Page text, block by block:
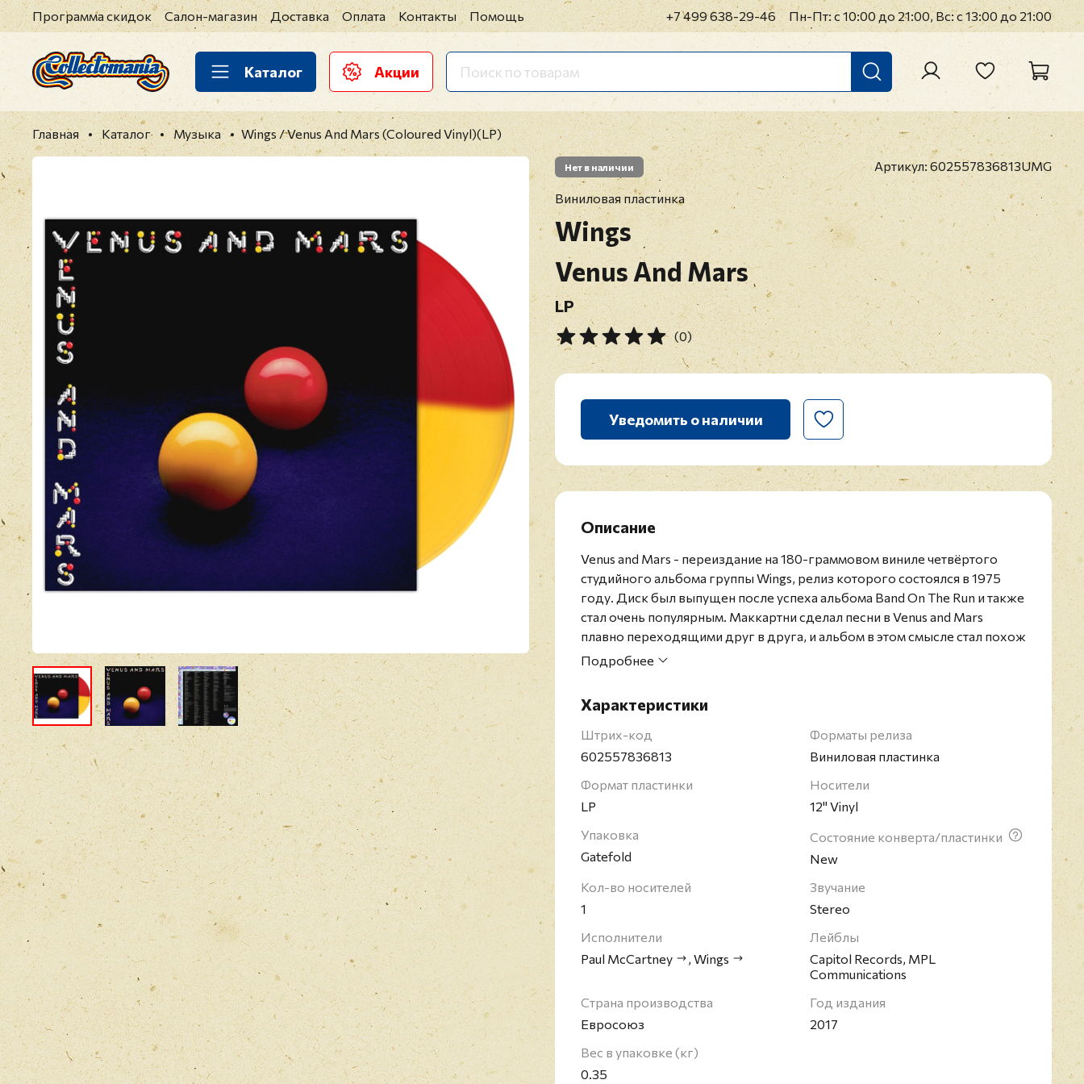
Программа скидок Салон-магазин Доставка Оплата Контакты Помощь +7 499 638-29-46 Пн-Пт: с 10:00 до 21:00, Вс: с 13:00 до 21:00
Каталог Акции
Главная Каталог Музыка Wings / Venus And Mars (Coloured Vinyl)(LP)
Нет в наличии Артикул:602557836813UMG
Виниловая пластинка
Wings
Venus And Mars
LP
(0)
Уведомить о наличии
Описание
Venus and Mars - переиздание на 180-граммовом виниле четвёртого
студийного альбома группы Wings, релиз которого состоялся в 1975
году. Диск был выпущен после успеха альбома Band On The Run и также
стал очень популярным. Маккартни сделал песни в Venus and Mars
плавно переходящими друг в друга, и альбом в этом смысле стал похож
на альбом The Beatles Abbey Road. Это первый альбом Пола Маккартни
Британский музыкант Пол Маккартни известен как один из основателей
группы The Beatles. После распада "ливерпульской четверки" артист
продолжил успешную сольную карьеру. Маккартни является 16-
бас-гитаристов всех времён согласно мнению журнала Rolling Stone.
Подробнее
Характеристики
Штрих-код
602557836813
Форматы релиза
Виниловая пластинка
Формат пластинки
LP
Носители
12" Vinyl
Упаковка
Gatefold
Состояние конверта/пластинки
New
Кол-во носителей
1
Звучание
Stereo
Исполнители
Paul McCartney
, Wings
Лейблы
Capitol Records, MPL
Communications
Страна производства
Евросоюз
Год издания
2017
Вес в упаковке (кг)
0.35